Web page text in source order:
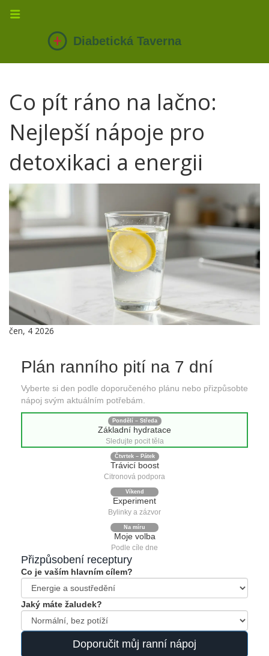
Co pít ráno na lačno:
Nejlepší nápoje pro
detoxikaci a energii
čen, 4 2026
Plán ranního pití na 7 dní
Vyberte si den podle doporučeného plánu nebo přizpůsobte
nápoj svým aktuálním potřebám.
Pondělí – Středa
Základní hydratace
Sledujte pocit těla
Čtvrtek – Pátek
Trávicí boost
Citronová podpora
Víkend
Experiment
Bylinky a zázvor
Na míru
Moje volba
Podle cíle dne
Přizpůsobení receptury
Co je vaším hlavním cílem?
Jaký máte žaludek?
Doporučit můj ranní nápoj